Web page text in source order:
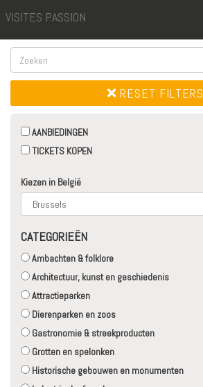
VISITES PASSION
RESET FILTERS
AANBIEDINGEN
TICKETS KOPEN
Kiezen in België
CATEGORIEËN
Ambachten & folklore
Architectuur, kunst en geschiedenis
Attractieparken
Dierenparken en zoos
Gastronomie & streekproducten
Grotten en spelonken
Historische gebouwen en monumenten